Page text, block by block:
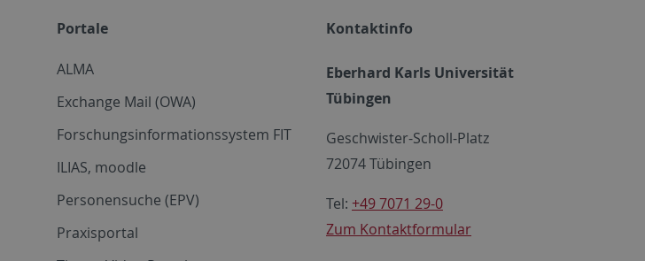
Portale
ALMA
Exchange Mail (OWA)
Forschungsinformationssystem FIT
ILIAS, moodle
Personensuche (EPV)
Praxisportal
Kontaktinfo
Eberhard Karls Universität
Tübingen
Geschwister-Scholl-Platz
72074 Tübingen
Tel: +49 7071 29-0
Zum Kontaktformular